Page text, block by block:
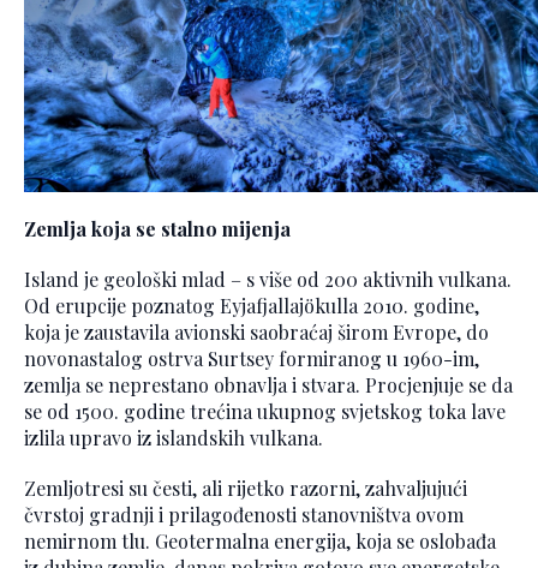
Zemlja koja se stalno mijenja
Island je geološki mlad – s više od 200 aktivnih vulkana.
Od erupcije poznatog Eyjafjallajökulla 2010. godine,
koja je zaustavila avionski saobraćaj širom Evrope, do
novonastalog ostrva Surtsey formiranog u 1960-im,
zemlja se neprestano obnavlja i stvara. Procjenjuje se da
se od 1500. godine trećina ukupnog svjetskog toka lave
izlila upravo iz islandskih vulkana.
Zemljotresi su česti, ali rijetko razorni, zahvaljujući
čvrstoj gradnji i prilagođenosti stanovništva ovom
nemirnom tlu. Geotermalna energija, koja se oslobađa